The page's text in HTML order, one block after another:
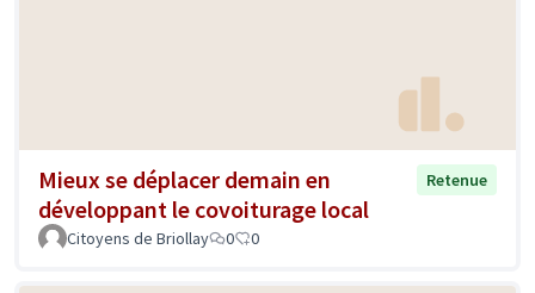
Mieux se déplacer demain en
développant le covoiturage local
Retenue
Citoyens de Briollay 0 0